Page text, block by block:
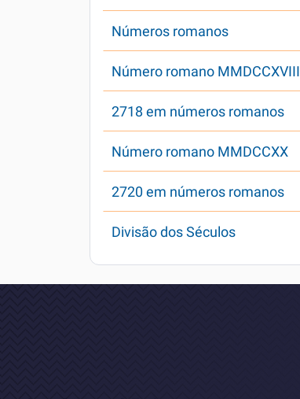
Números romanos
Número romano MMDCCXVIII
2718 em números romanos
Número romano MMDCCXX
2720 em números romanos
Divisão dos Séculos